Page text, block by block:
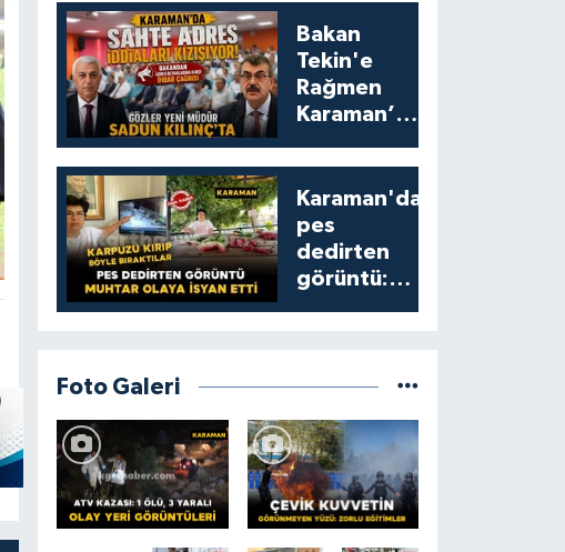
Bakan
Tekin'e
Rağmen
Karaman’da
Adresi
Oyununa
Müdür Dur
Diyecek mi?
Karaman'da
pes
dedirten
görüntü:
artıklarını
bıraktılar
Foto Galeri